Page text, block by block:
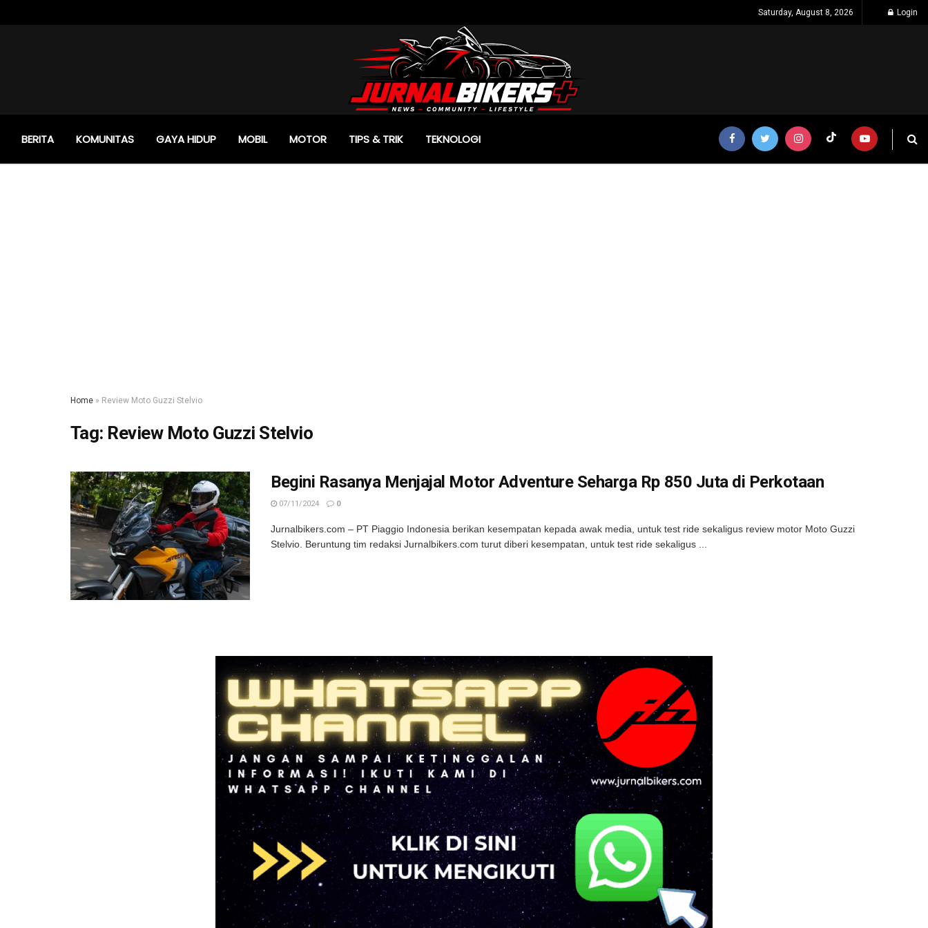
Saturday, August 8, 2026 Login
BERITA KOMUNITAS GAYA HIDUP MOBIL MOTOR TIPS & TRIK TEKNOLOGI
Home » Review Moto Guzzi Stelvio
Tag: Review Moto Guzzi Stelvio
Begini Rasanya Menjajal Motor Adventure Seharga Rp 850 Juta di Perkotaan
07/11/2024 0
Jurnalbikers.com – PT Piaggio Indonesia berikan kesempatan kepada awak media, untuk test ride sekaligus review motor Moto Guzzi
Stelvio. Beruntung tim redaksi Jurnalbikers.com turut diberi kesempatan, untuk test ride sekaligus ...